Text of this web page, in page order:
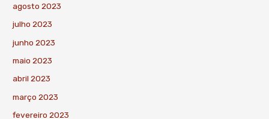
agosto 2023
julho 2023
junho 2023
maio 2023
abril 2023
março 2023
fevereiro 2023